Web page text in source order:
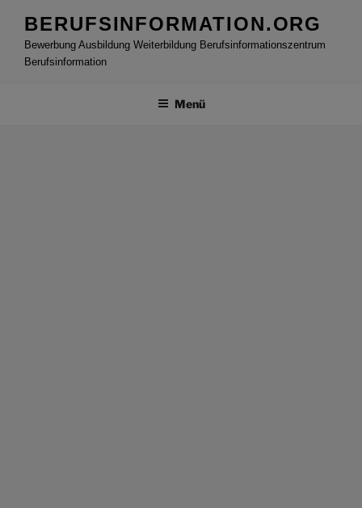
Inhalt
springen
BERUFSINFORMATION.ORG
Bewerbung Ausbildung Weiterbildung Berufsinformationszentrum
Berufsinformation
Menü